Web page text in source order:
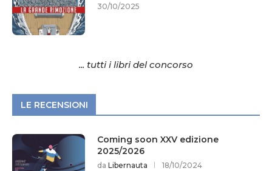
30/10/2025
... tutti i libri del concorso
LE RECENSIONI
Coming soon XXV edizione
2025/2026
da Libernauta 18/10/2024